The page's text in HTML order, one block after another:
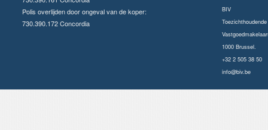
Polis overlijden door ongeval van de koper:
730.390.172 Concordia
BIV
1000 Brussel.
+32 2 505 38 50
info@biv.be